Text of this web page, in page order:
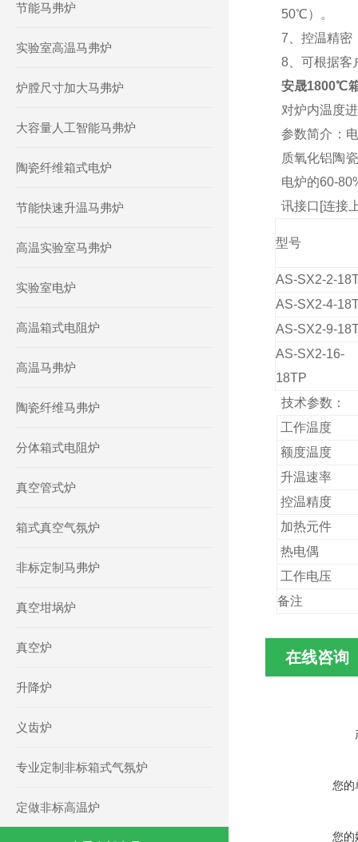
节能马弗炉
实验室高温马弗炉
炉膛尺寸加大马弗炉
大容量人工智能马弗炉
陶瓷纤维箱式电炉
节能快速升温马弗炉
高温实验室马弗炉
实验室电炉
高温箱式电阻炉
高温马弗炉
陶瓷纤维马弗炉
分体箱式电阻炉
真空管式炉
箱式真空气氛炉
非标定制马弗炉
真空坩埚炉
真空炉
升降炉
义齿炉
专业定制非标箱式气氛炉
定做非标高温炉
50℃）。
7、控温精密
8、可根据客
安晟1800℃
对炉内温度
参数简介：
质氧化铝陶
电炉的60-
讯接口[连接
型号
AS-SX2-2-18
AS-SX2-4-18
AS-SX2-9-18
AS-SX2-16-
18TP
技术参数：
工作温度
额度温度
升温速率
控温精度
加热元件
热电偶
工作电压
备注
在线咨询
您的
您的